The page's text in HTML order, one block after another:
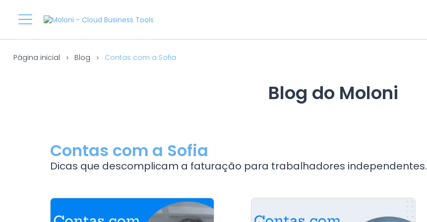
Página inicial Blog Contas com a Sofia
Blog do Moloni
Contas com a Sofia
Dicas que descomplicam a faturação para trabalhadores independentes.